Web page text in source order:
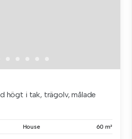
högt i tak, trägolv, målade
House 60 m²